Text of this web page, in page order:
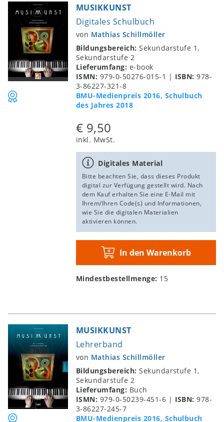
Schulbuch des Jahres 2018
MUSIKKUNST
Digitales Schulbuch
von Mathias Schillmöller
Bildungsbereich:Sekundarstufe 1,
Sekundarstufe 2
Lieferumfang: e-book
ISMN: 979-0-50276-015-1 | ISBN:978-
3-86227-321-8
BMU-Medienpreis 2016, Schulbuch
des Jahres 2018
€ 9,50
inkl. MwSt.
Digitales Material
Bitte beachten Sie, dass dieses Produkt
digital zur Verfügung gestellt wird. Nach
dem Kauf erhalten Sie eine E-Mail mit
Ihrem/Ihren Code(s) und Informationen,
wie Sie die digitalen Materialien
aktivieren können.
In den Warenkorb
Mindestbestellmenge: 15
MUSIKKUNST
Lehrerband
von Mathias Schillmöller
Bildungsbereich:Sekundarstufe 1,
Sekundarstufe 2
Lieferumfang: Buch
ISMN: 979-0-50239-451-6 | ISBN:978-
3-86227-245-7
BMU-Medienpreis 2016, Schulbuch